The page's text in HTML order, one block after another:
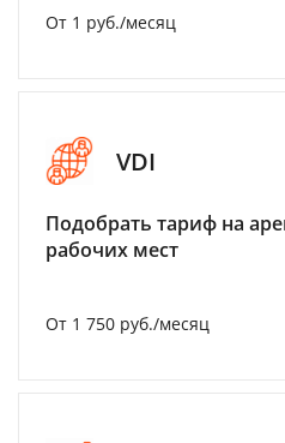
От 1 руб./месяц
VDI
Подобрать тариф на
рабочих мест
От 1 750 руб./месяц